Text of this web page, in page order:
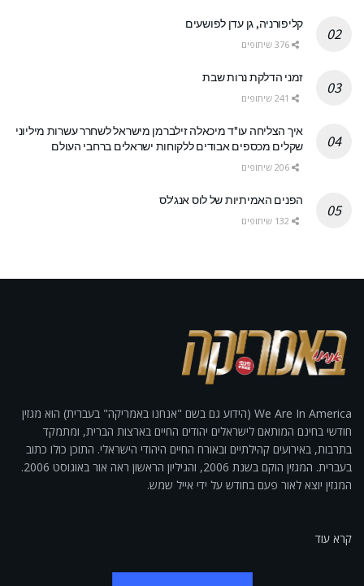
קליפורניה, גן עדן לפושעים
זמני הדלקת נרות שבת
איך הצליחה עו"ד מיכאלה זילברמן מישראל לשחרר עשרות מיליוני
שקלים מכספים אבודים ללקוחות ישראלים ברחבי העולם
הפנים האמיתיות של לוס אנג'לס
We Are In America (הידוע גם בשם "אנחנו באמריקה" בעברית) הוא מגזין
חודשי בחינם המותאם לישראלים יהודים החיים בארצות הברית, ומתמקד
בתרבות, באירועים קהילתיים ובאורח החיים היהודי הישראלי. התוכן כולו כתוב
בעברית. המגזין הוקם בשנת 2006, והגיליון הראשון ראה אור באוגוסט 2006.
המגזין יוצא לאור פעם בחודש על ידי אייל שמש.
קרא עוד